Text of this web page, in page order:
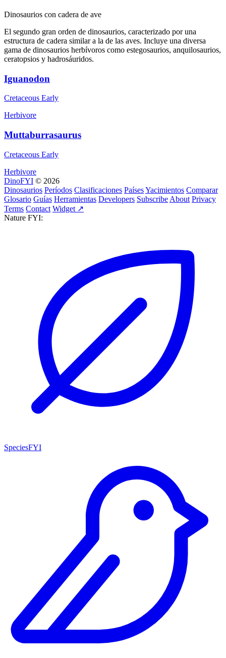
Dinosaurios con cadera de ave
El segundo gran orden de dinosaurios, caracterizado por una
estructura de cadera similar a la de las aves. Incluye una diversa
gama de dinosaurios herbívoros como estegosaurios, anquilosaurios,
ceratopsios y hadrosáuridos.
Iguanodon
Cretaceous Early
Herbivore
Muttaburrasaurus
Cretaceous Early
Herbivore
DinoFYI © 2026
Dinosaurios Períodos Clasificaciones PaísesYacimientos Comparar
Glosario Guías Herramientas Developers Subscribe About Privacy
Terms Contact Widget ↗
Nature FYI:
SpeciesFYI